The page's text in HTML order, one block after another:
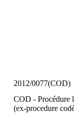
2012/0077(COD)
COD - Procédure
(ex-procedure